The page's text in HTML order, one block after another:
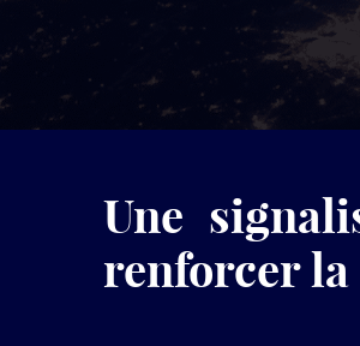
Une
renforcer la